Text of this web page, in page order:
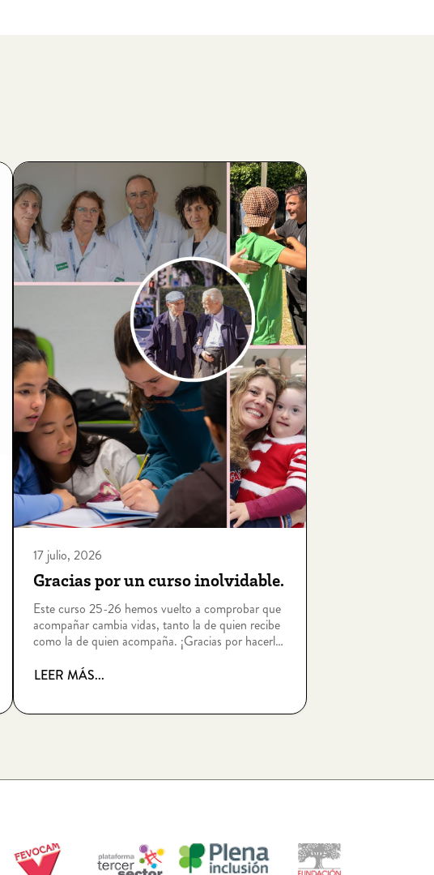
17 julio, 2026
Gracias por un curso inolvidable.
Este curso 25-26 hemos vuelto a comprobar que
acompañar cambia vidas, tanto la de quien recibe
como la de quien acompaña. ¡Gracias por hacerlo
LEER MÁS...